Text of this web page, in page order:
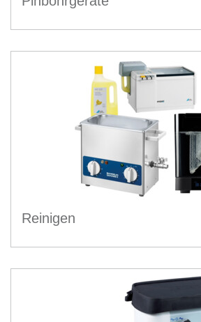
Reinigen